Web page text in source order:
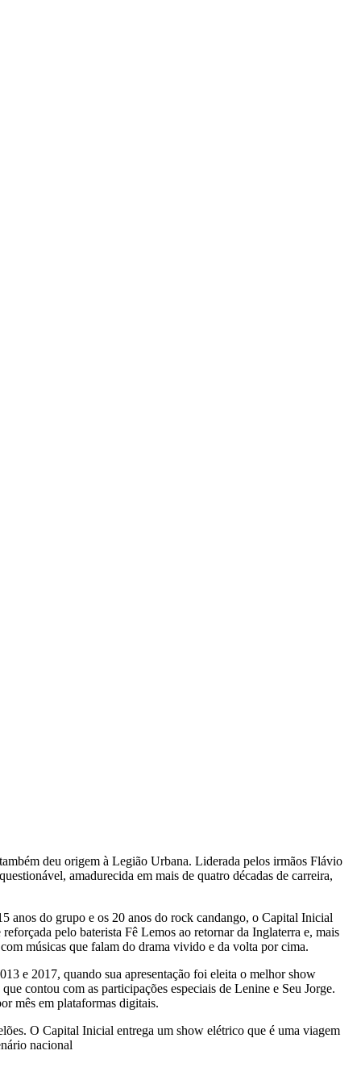
deu origem à Legião Urbana. Liderada pelos irmãos Flávio
amadurecida em mais de quatro décadas de carreira,
anos do grupo e os 20 anos do rock candango, o Capital Inicial
pelo baterista Fê Lemos ao retornar da Inglaterra e, mais
músicas que falam do drama vivido e da volta por cima.
e 2017, quando sua apresentação foi eleita o melhor show
contou com as participações especiais de Lenine e Seu Jorge.
mês em plataformas digitais.
O Capital Inicial entrega um show elétrico que é uma viagem
nacional